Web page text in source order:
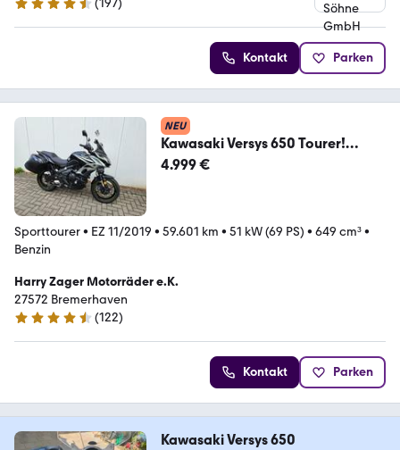
4.6 Sterne
(197)
Kontakt Parken
NEU
Kawasaki Versys 650 Tourer!
Topzustand! Navi! Koffer
4.999 €
Sporttourer• EZ 11/2019 • 59.601 km • 51 kW (69 PS) • 649 cm³•
Benzin
Harry Zager Motorräder e.K.
27572 Bremerhaven
4.5 Sterne
(122)
Kontakt Parken
Kawasaki Versys 650